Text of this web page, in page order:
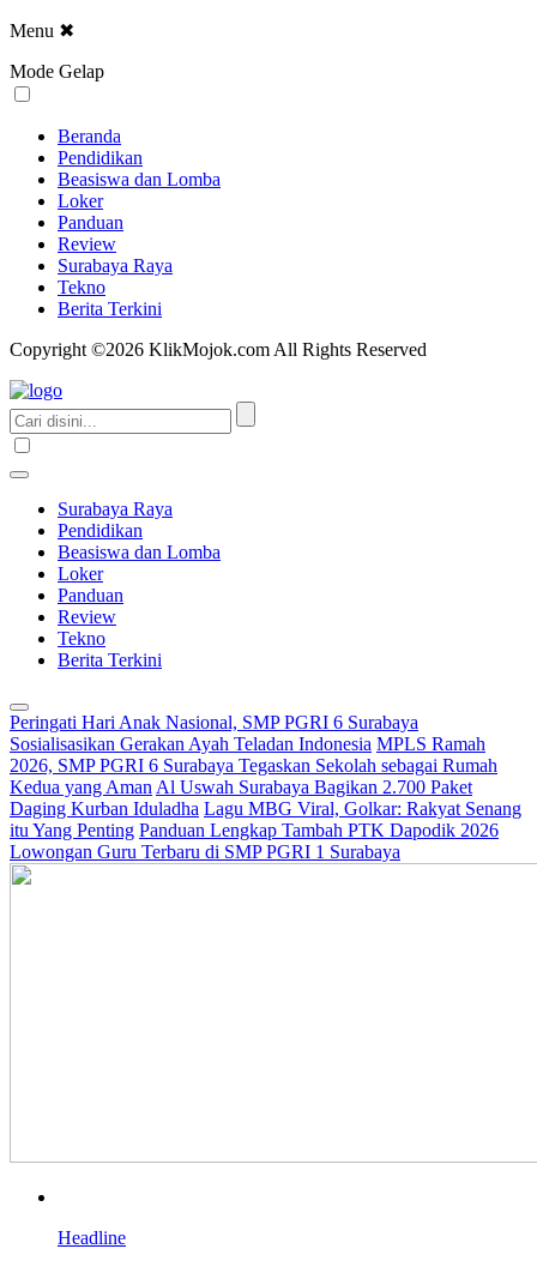
Menu ✖
Mode Gelap
Beranda
Pendidikan
Beasiswa dan Lomba
Loker
Panduan
Review
Surabaya Raya
Tekno
Berita Terkini
Copyright ©2026 KlikMojok.com All Rights Reserved
Surabaya Raya
Pendidikan
Beasiswa dan Lomba
Loker
Panduan
Review
Tekno
Berita Terkini
Peringati Hari Anak Nasional, SMP PGRI 6 Surabaya
Sosialisasikan Gerakan Ayah Teladan Indonesia MPLS Ramah
2026, SMP PGRI 6 Surabaya Tegaskan Sekolah sebagai Rumah
Kedua yang Aman Al Uswah Surabaya Bagikan 2.700 Paket
Daging Kurban Iduladha Lagu MBG Viral, Golkar: Rakyat Senang
itu Yang Penting Panduan Lengkap Tambah PTK Dapodik 2026
Lowongan Guru Terbaru di SMP PGRI 1 Surabaya
Headline